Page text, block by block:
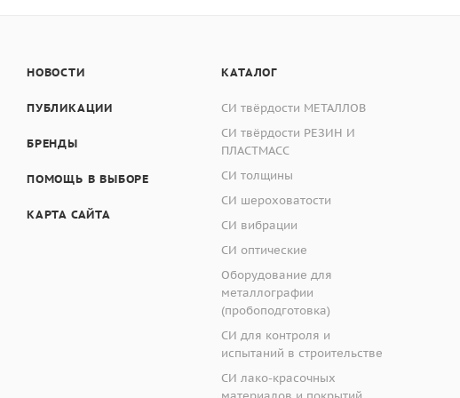
НОВОСТИ
ПУБЛИКАЦИИ
БРЕНДЫ
ПОМОЩЬ В ВЫБОРЕ
КАРТА САЙТА
КАТАЛОГ
СИ твёрдости МЕТАЛЛОВ
СИ твёрдости РЕЗИН И
ПЛАСТМАСС
СИ толщины
СИ шероховатости
СИ вибрации
СИ оптические
Оборудование для
металлографии
(пробоподготовка)
СИ для контроля и
испытаний в строительстве
СИ лако-красочных